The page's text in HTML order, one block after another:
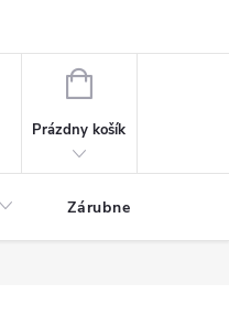
NÁKUPNÝ KOŠÍK
Prázdny košík
Zárubne